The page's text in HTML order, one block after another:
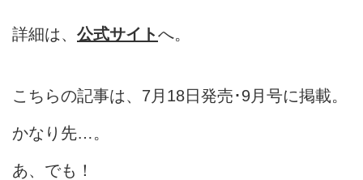
詳細は、 公式サイトへ。
こちらの記事は、7月18日発売･9月号に掲載。
かなり先…。
あ、でも！